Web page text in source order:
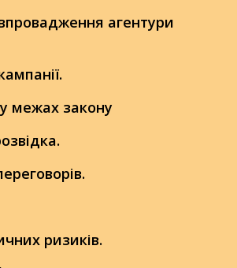
агентури
межах закону
ризиків.